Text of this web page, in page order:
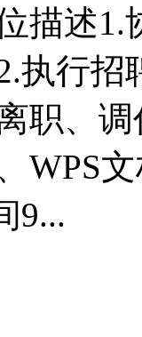
描述1.
执行
职、
WPS
9...